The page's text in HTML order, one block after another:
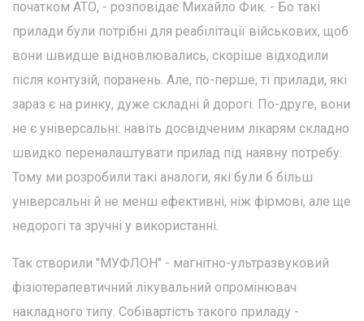
початком АТО, - розповідає Михайло Фик. - Бо такі
прилади були потрібні для реабілітації військових, щоб
вони швидше відновлювались, скоріше відходили
після контузій, поранень. Але, по-перше, ті прилади, які
зараз є на ринку, дуже складні й дорогі. По-друге, вони
не є універсальні: навіть досвідченим лікарям складно
швидко переналаштувати прилад під наявну потребу.
Тому ми розробили такі аналоги, які були б більш
універсальні й не менш ефективні, ніж фірмові, але ще
недорогі та зручні у використанні.
Так створили "МУФЛОН" - магнітно-ультразвуковий
фізіотерапевтичний лікувальний опромінювач
накладного типу. Собівартість такого приладу -